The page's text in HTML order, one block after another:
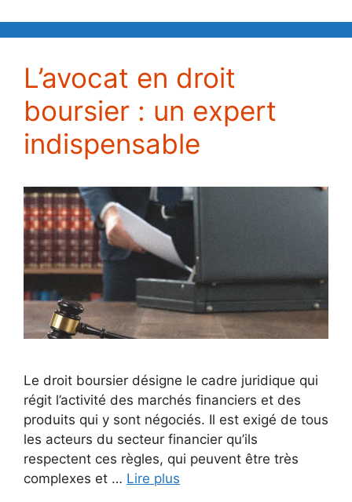
L’avocat en droit
boursier : un expert
indispensable
Le droit boursier désigne le cadre juridique qui
régit l’activité des marchés financiers et des
produits qui y sont négociés. Il est exigé de tous
les acteurs du secteur financier qu’ils
respectent ces règles, qui peuvent être très
complexes et … Lire plus